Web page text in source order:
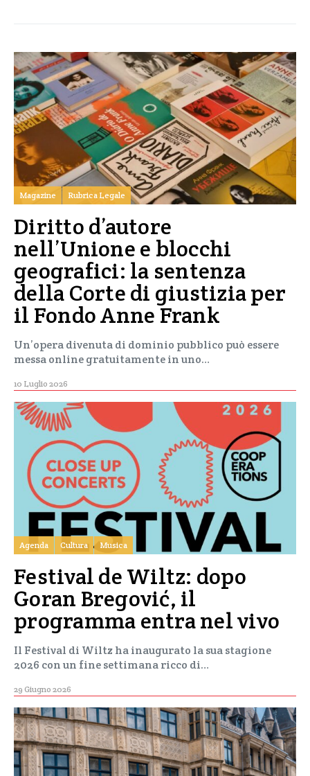
Magazine Rubrica Legale
Diritto d’autore
nell’Unione e blocchi
geografici: la sentenza
della Corte di giustizia per
il Fondo Anne Frank
Un’opera divenuta di dominio pubblico può essere
messa online gratuitamente in uno…
10 Luglio 2026
Agenda Cultura Musica
Festival de Wiltz: dopo
Goran Bregović, il
programma entra nel vivo
Il Festival di Wiltz ha inaugurato la sua stagione
2026 con un fine settimana ricco di…
29 Giugno 2026